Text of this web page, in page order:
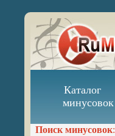
Каталог
минусовок
Поиск минусовок: